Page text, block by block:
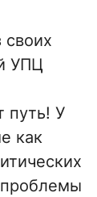
своих
УПЦ
путь! У
как
проблемы